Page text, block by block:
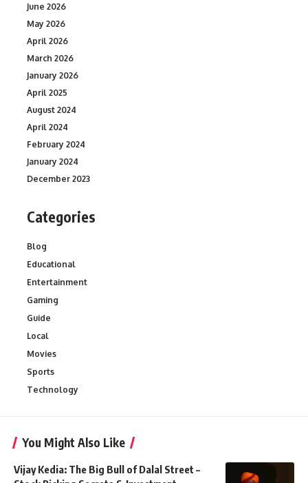
June 2026
May 2026
April 2026
March 2026
January 2026
April 2025
August 2024
April 2024
February 2024
January 2024
December 2023
Categories
Blog
Educational
Entertainment
Gaming
Guide
Local
Movies
Sports
Technology
You Might Also Like
Vijay Kedia: The Big Bull of Dalal Street –